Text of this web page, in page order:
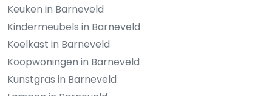
Keuken in Barneveld
Kindermeubels in Barneveld
Koelkast in Barneveld
Koopwoningen in Barneveld
Kunstgras in Barneveld